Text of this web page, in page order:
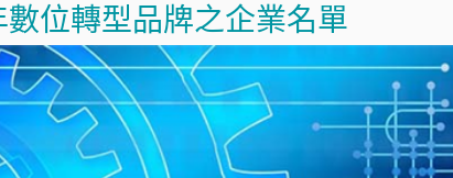
位轉型品牌之企業名單